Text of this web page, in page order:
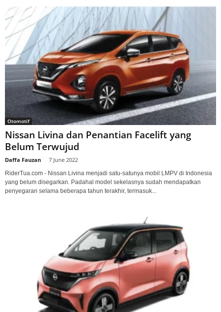
Otomotif
Nissan Livina dan Penantian Facelift yang
Belum Terwujud
Daffa Fauzan 7 June 2022
RiderTua.com - Nissan Livina menjadi satu-satunya mobil LMPV di Indonesia
yang belum disegarkan. Padahal model sekelasnya sudah mendapatkan
penyegaran selama beberapa tahun terakhir, termasuk...